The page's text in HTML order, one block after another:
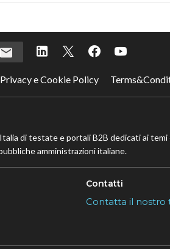
Privacy e Cookie Policy
di testate e portali B2B dedicati ai
amministrazioni italiane.
Contatti
Contatta il nostro